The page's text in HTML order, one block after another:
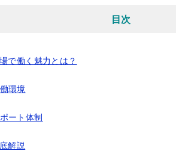
目次
で働く魅力とは？
環境
ート体制
解説